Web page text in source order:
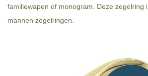
familiewapen of monogram. Deze zegelring
mannen zegelringen.